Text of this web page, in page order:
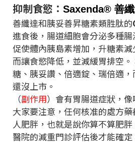
抑制食慾： Saxenda® 善
善纖達和胰妥善昇糖素類胜肽的
進食後，腸道細胞會分泌多種腸
促使體內胰島素增加，升糖素
而讓食慾降低，並減緩胃排空。
糖、胰妥讚、倍適錠、瑞倍適
還沒上市。
（副作用）會有胃腸道症狀，像
大家要注意，任何核准的處方
人肥胖，也就是說你算不算肥
醫院的減重門診評估後才能確定